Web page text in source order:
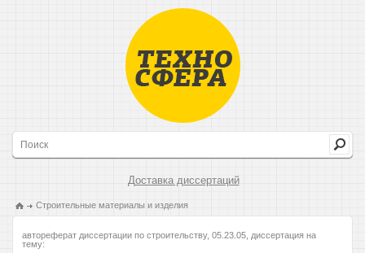
Доставка диссертаций
Строительные материалы и изделия
автореферат диссертации по строительству, 05.23.05, диссертация на
тему: